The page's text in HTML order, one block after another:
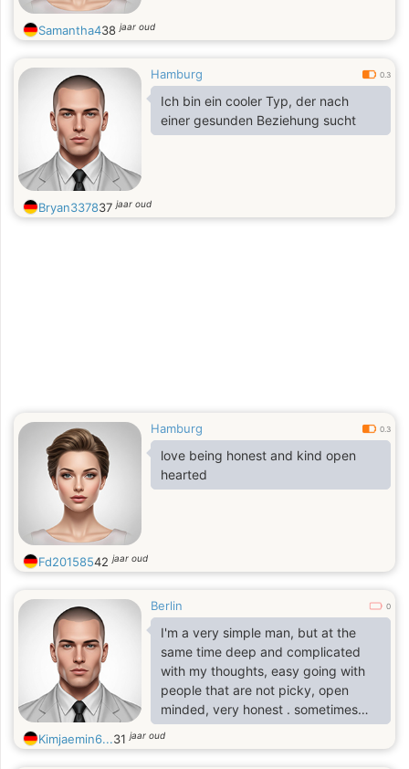
Samantha438jaar oud
Hamburg 0.3
Ich bin ein cooler Typ, der nach
einer gesunden Beziehung sucht
Bryan337837jaar oud
Hamburg 0.3
love being honest and kind open
hearted
Fd20158542jaar oud
Berlin 0
I'm a very simple man, but at the
same time deep and complicated
with my thoughts, easy going with
people that are not picky, open
minded, very honest . sometimes
more than it should be . I'm
passionate about almost any kind of
Kimjaemin6...31jaar oud